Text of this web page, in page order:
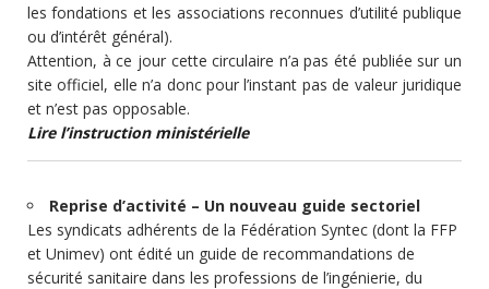
les fondations et les associations reconnues d’utilité publique
ou d’intérêt général).
Attention, à ce jour cette circulaire n’a pas été publiée sur un
site officiel, elle n’a donc pour l’instant pas de valeur juridique
et n’est pas opposable.
Lire l’instruction ministérielle
Reprise d’activité – Un nouveau guide sectoriel
Les syndicats adhérents de la Fédération Syntec (dont la FFP
et Unimev) ont édité un guide de recommandations de
sécurité sanitaire dans les professions de l’ingénierie, du